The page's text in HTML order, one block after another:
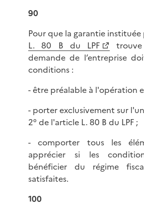
90
Pour que la garantie instituée
L. 80 B du LPF
demande de l’entreprise
conditions :
- être préalable à l'opération
- porter exclusivement sur
2° de l'article L. 80 B du LPF ;
- comporter tous les
apprécier si les
bénéficier du régime
satisfaites.
100